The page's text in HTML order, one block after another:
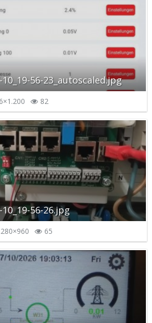
56-23_autoscaled.jpg
82
56-26.jpg
65